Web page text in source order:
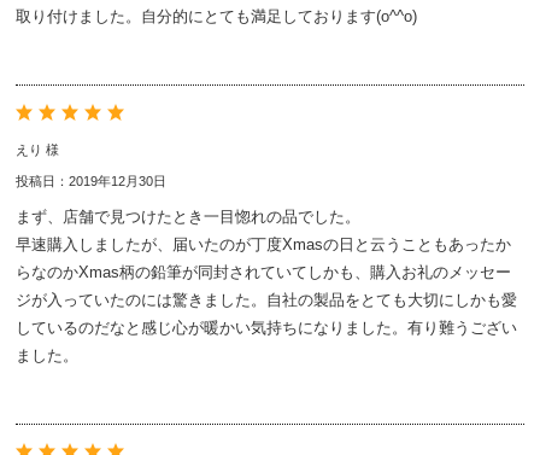
取り付けました。自分的にとても満足しております(o^^o)
えり 様
投稿日：2019年12月30日
まず、店舗で見つけたとき一目惚れの品でした。
早速購入しましたが、届いたのが丁度Xmasの日と云うこともあったか
らなのかXmas柄の鉛筆が同封されていてしかも、購入お礼のメッセー
ジが入っていたのには驚きました。自社の製品をとても大切にしかも愛
しているのだなと感じ心が暖かい気持ちになりました。有り難うござい
ました。